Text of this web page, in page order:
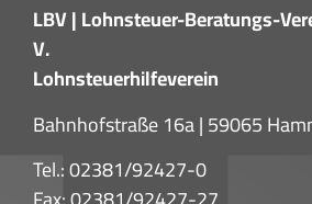
LBV | Lohnsteuer-Beratungs-
V.
Lohnsteuerhilfeverein
Bahnhofstraße 16a | 59065
Tel.:02381/92427-0